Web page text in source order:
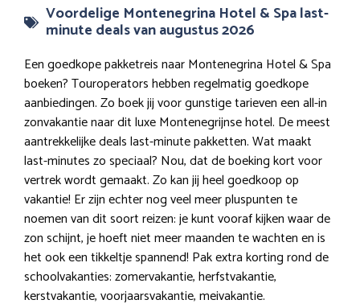
Voordelige Montenegrina Hotel & Spa last-
minute deals van augustus 2026
Een goedkope pakketreis naar Montenegrina Hotel & Spa
boeken? Touroperators hebben regelmatig goedkope
aanbiedingen. Zo boek jij voor gunstige tarieven een all-in
zonvakantie naar dit luxe Montenegrijnse hotel. De meest
aantrekkelijke deals last-minute pakketten. Wat maakt
last-minutes zo speciaal? Nou, dat de boeking kort voor
vertrek wordt gemaakt. Zo kan jij heel goedkoop op
vakantie! Er zijn echter nog veel meer pluspunten te
noemen van dit soort reizen: je kunt vooraf kijken waar de
zon schijnt, je hoeft niet meer maanden te wachten en is
het ook een tikkeltje spannend! Pak extra korting rond de
schoolvakanties: zomervakantie, herfstvakantie,
kerstvakantie, voorjaarsvakantie, meivakantie.